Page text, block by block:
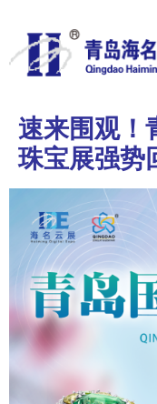
速来围观！
珠宝展强势